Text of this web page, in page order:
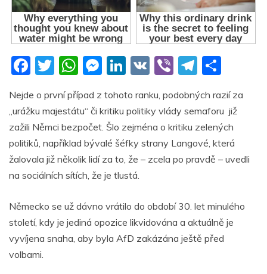
F
c
e
b
o
o
k
T
itt
er
W
at
s
A
p
p
M
ss
e
n
g
er
Li
k
e
dI
n
V
Vi
er
T
e
gr
a
m
ar
e
Nejde o první případ z tohoto ranku, podobných razií za
„urážku majestátu“ či kritiku politiky vlády semaforu již
zažili Němci bezpočet. Šlo zejména o kritiku zelených
politiků, například bývalé šéfky strany Langové, která
žalovala již několik lidí za to, že – zcela po pravdě – uvedli
na sociálních sítích, že je tlustá.
Německo se už dávno vrátilo do období 30. let minulého
století, kdy je jediná opozice likvidována a aktuálně je
vyvíjena snaha, aby byla AfD zakázána ještě před
volbami.